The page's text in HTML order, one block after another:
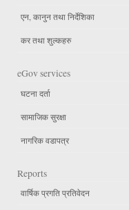
एन, कानुन तथा निर्देशिका
कर तथा शुल्कहरु
eGov services
घटना दर्ता
सामाजिक सुरक्षा
नागरिक वडापत्र
Reports
वार्षिक प्रगति प्रतिवेदन